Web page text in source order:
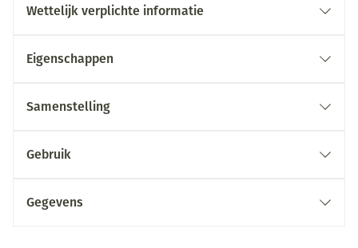
Wettelijk verplichte informatie
Eigenschappen
Samenstelling
Gebruik
Gegevens